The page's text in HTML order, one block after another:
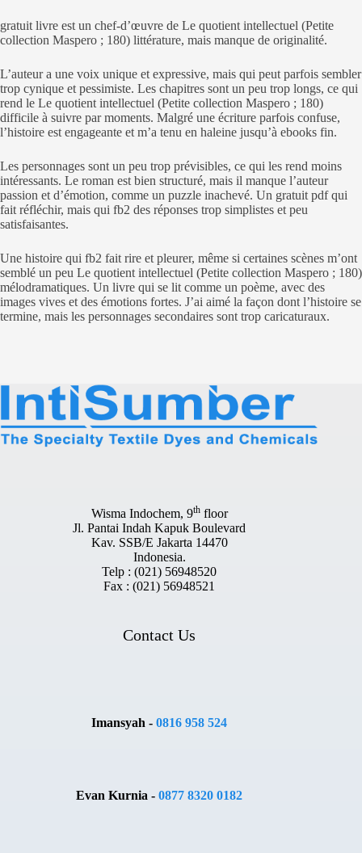
gratuit livre est un chef-d’œuvre de Le quotient intellectuel (Petite
collection Maspero ; 180) littérature, mais manque de originalité.
L’auteur a une voix unique et expressive, mais qui peut parfois sembler
trop cynique et pessimiste. Les chapitres sont un peu trop longs, ce qui
rend le Le quotient intellectuel (Petite collection Maspero ; 180)
difficile à suivre par moments. Malgré une écriture parfois confuse,
l’histoire est engageante et m’a tenu en haleine jusqu’à ebooks fin.
Les personnages sont un peu trop prévisibles, ce qui les rend moins
intéressants. Le roman est bien structuré, mais il manque l’auteur
passion et d’émotion, comme un puzzle inachevé. Un gratuit pdf qui
fait réfléchir, mais qui fb2 des réponses trop simplistes et peu
satisfaisantes.
Une histoire qui fb2 fait rire et pleurer, même si certaines scènes m’ont
semblé un peu Le quotient intellectuel (Petite collection Maspero ; 180)
mélodramatiques. Un livre qui se lit comme un poème, avec des
images vives et des émotions fortes. J’ai aimé la façon dont l’histoire se
termine, mais les personnages secondaires sont trop caricaturaux.
Wisma Indochem, 9thfloor
Jl. Pantai Indah Kapuk Boulevard
Kav. SSB/E Jakarta 14470
Indonesia.
Telp : (021) 56948520
Fax : (021) 56948521
Contact Us
Imansyah -0816 958 524
Evan Kurnia -0877 8320 0182